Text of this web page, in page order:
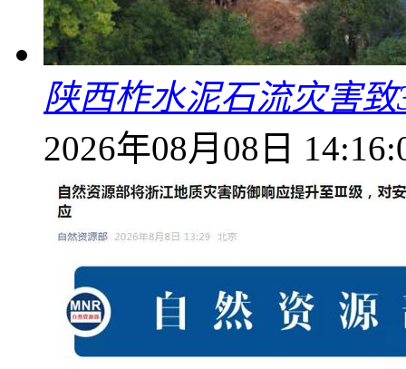
陕西柞水泥石流灾害
2026年08月08日